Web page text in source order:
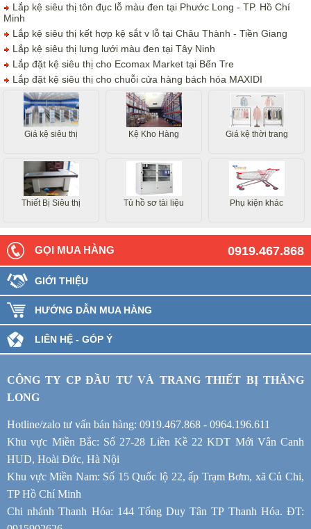
Lắp kệ siêu thị tôn đục lỗ màu đen tại Phước Long - TP. Hồ Chí
Minh
Lắp kệ siêu thị kết hợp kệ sắt v lỗ tại Châu Thành - Tiền Giang
Lắp kệ siêu thị lưng lưới màu đen tại Tây Ninh
Lắp đặt kệ siêu thị cho Ecomax Market tại Bến Tre
Lắp đặt kệ siêu thị cho chuỗi cửa hàng bách hóa MAXIDI
Giá kệ siêu thị Kệ Kho Hàng Giá kệ thời trang
Thiết Bị Siêu thị Tủ hồ sơ tài liệu Phụ kiện khác
0919.467.868
GỌI MUA HÀNG
GIỚI THIỆU
HƯỚNG DẪN MUA HÀNG
LIÊN HỆ - GÓP Ý
CÔNG TY CP ĐẦU TƯ VÀ TRANG THIẾT BỊ THĂNG
LONG
Hotline/zalo tư vấn bán hàng: 0919.467.868 - 0964.196.611
Khu vực Miền Bắc: Số 27-28 Liền Kề 22 KDT Mới Vân Canh
HUD, Hoài Đức, Hà Nội
Khu vực Miền Nam: Số 15 Quốc lộ 22, ấp Trạm Bơm, xã Củ Chi,
TP Hồ Chí Minh
Chi nhánh Thanh Hóa: 144 Tống Duy Tân TP Thanh Hóa. ĐT: